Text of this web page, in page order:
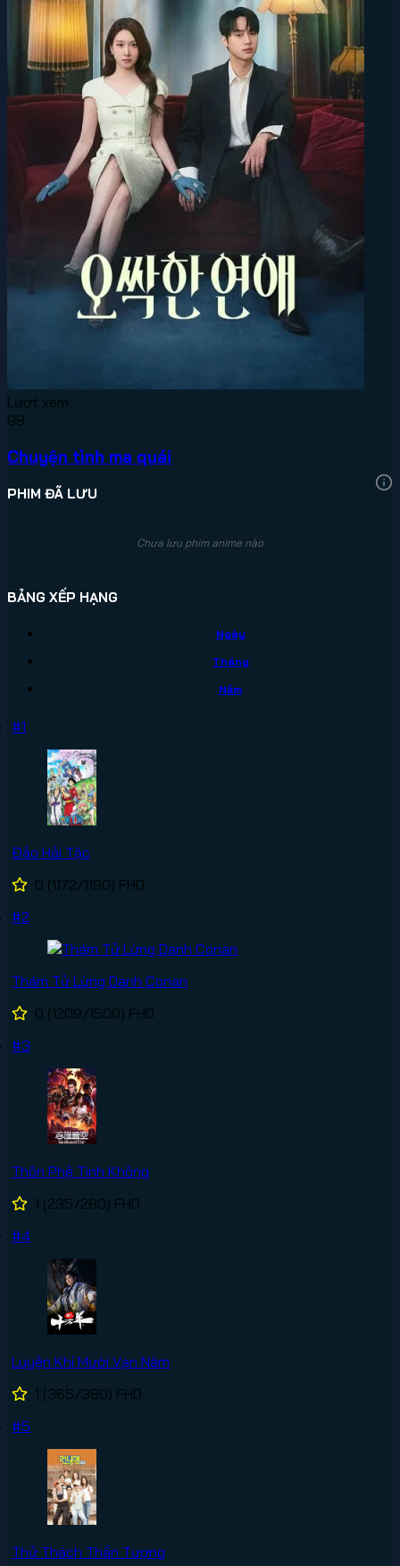
Lượt xem:
98
Chuyện tình ma quái
PHIM ĐÃ LƯU
Chưa lưu phim anime nào
BẢNG XẾP HẠNG
Ngày
Tháng
Năm
#1
Đảo Hải Tặc
0 (1172/1190) FHD
#2
Thám Tử Lừng Danh Conan
0 (1209/1500) FHD
#3
Thôn Phệ Tinh Không
1 (235/280) FHD
#4
Luyện Khí Mười Vạn Năm
1 (365/380) FHD
#5
Thử Thách Thần Tượng